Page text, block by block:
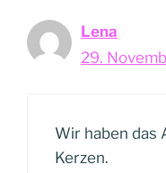
Lena
29.
Wir haben das
Kerzen.